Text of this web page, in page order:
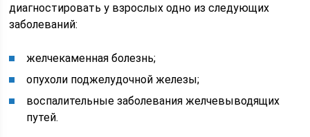
диагностировать у взрослых одно из следующих
заболеваний:
желчекаменная болезнь;
опухоли поджелудочной железы;
воспалительные заболевания желчевыводящих
путей.